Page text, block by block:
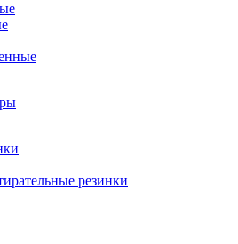
резинки